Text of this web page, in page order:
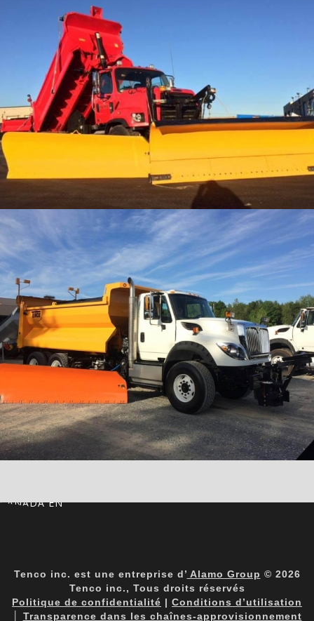
CANADA EN
Tenco inc. est une entreprise d’ Alamo Group © 2026
Tenco inc., Tous droits réservés
Politique de confidentialité | Conditions d’utilisation
Transparence dans les chaînes-approvisionnement